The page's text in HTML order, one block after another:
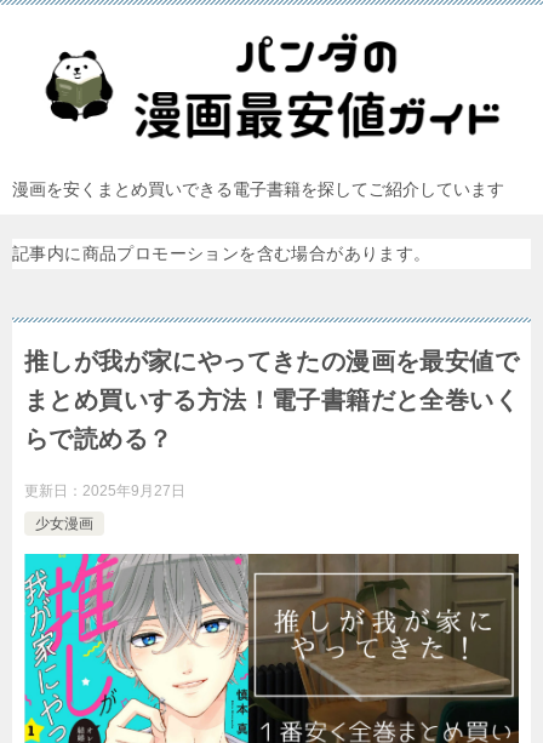
漫画を安くまとめ買いできる電子書籍を探してご紹介しています
記事内に商品プロモーションを含む場合があります。
推しが我が家にやってきたの漫画を最安値で
まとめ買いする方法！電子書籍だと全巻いく
らで読める？
更新日： 2025年9月27日
少女漫画